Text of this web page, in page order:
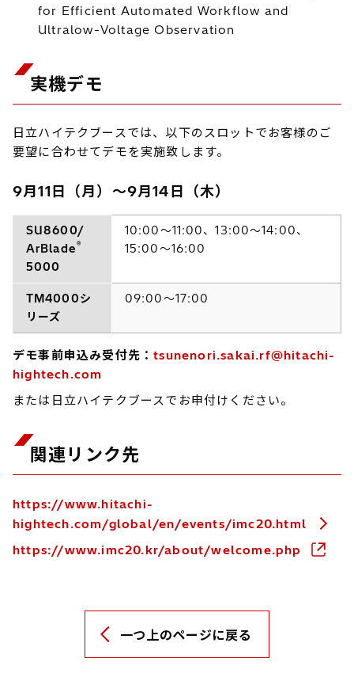
for Efficient Automated Workflow and
Ultralow-Voltage Observation
実機デモ
日立ハイテクブースでは、以下のスロットでお客様のご
要望に合わせてデモを実施致します。
9月11日（月）～9月14日（木）
SU8600/
ArBlade®
5000
10:00～11:00、13:00～14:00、
15:00～16:00
TM4000シ
リーズ
09:00～17:00
デモ事前申込み受付先：tsunenori.sakai.rf@hitachi-
hightech.com
または日立ハイテクブースでお申付けください。
関連リンク先
https://www.hitachi-
hightech.com/global/en/events/imc20.html
https://www.imc20.kr/about/welcome.php
一つ上のページに戻る